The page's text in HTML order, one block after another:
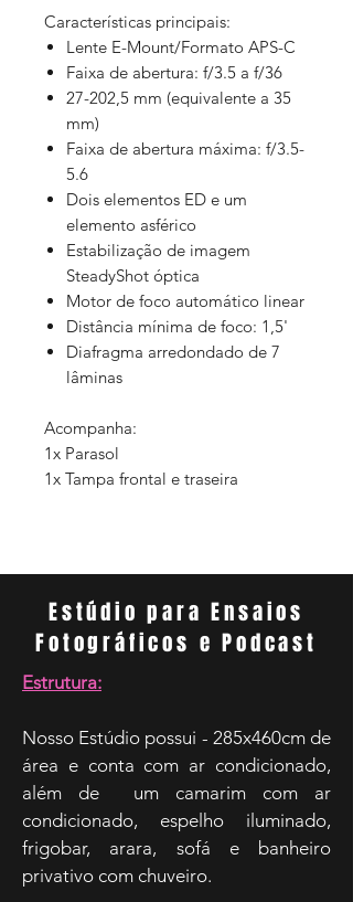
Características principais:
Lente E-Mount/Formato APS-C
Faixa de abertura: f/3.5 a f/36
27-202,5 ​​mm (equivalente a 35
mm)
Faixa de abertura máxima: f/3.5-
5.6
Dois elementos ED e um
elemento asférico
Estabilização de imagem
SteadyShot óptica
Motor de foco automático linear
Distância mínima de foco: 1,5'
Diafragma arredondado de 7
lâminas
Acompanha:
1x Parasol
1x Tampa frontal e traseira
Estúdio para Ensaios
Fotográficos e Podcast
Estrutura:
Nosso Estúdio possui - 285x460cm de
área e conta com ar condicionado,
além de um camarim com ar
condicionado, espelho iluminado,
frigobar, arara, sofá e banheiro
privativo com chuveiro.